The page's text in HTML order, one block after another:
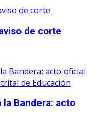
de corte
la Bandera: acto